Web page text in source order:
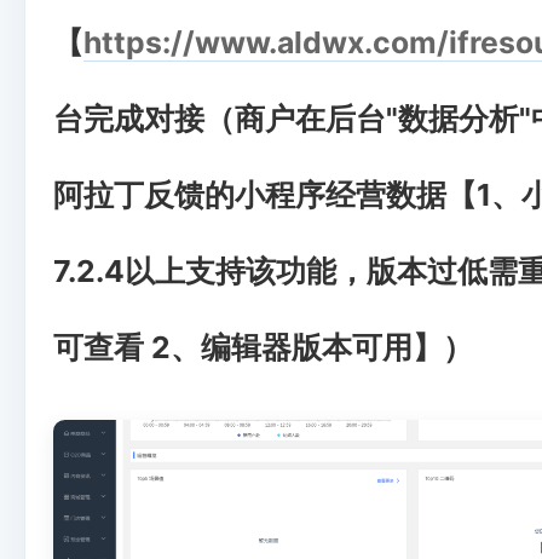
【https://www.aldwx.com/
台完成对接（商户在后台"数据分析"
阿拉丁反馈的小程序经营数据【1、
7.2.4以上支持该功能，版本过低需
可查看 2、编辑器版本可用】）